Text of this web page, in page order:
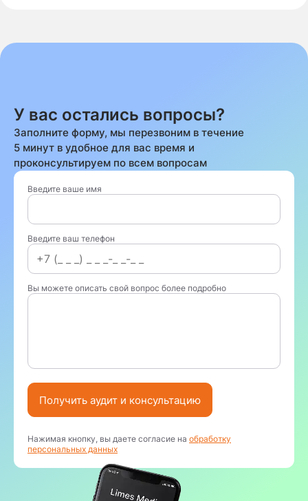
У вас остались вопросы?
Заполните форму, мы перезвоним в течение
5 минут в удобное для вас время и
проконсультируем по всем вопросам
Введите ваше имя
Введите ваш телефон
Вы можете описать свой вопрос более подробно
Получить аудит и консультацию
Нажимая кнопку, вы даете согласие на обработку
персональных данных